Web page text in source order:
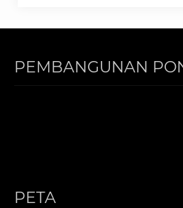
PEMBANGUNAN
PETA